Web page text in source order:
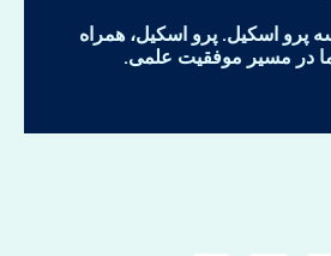
پرو اسکیل. پرو اسکیل، همراه
مسیر موفقیت علمی.